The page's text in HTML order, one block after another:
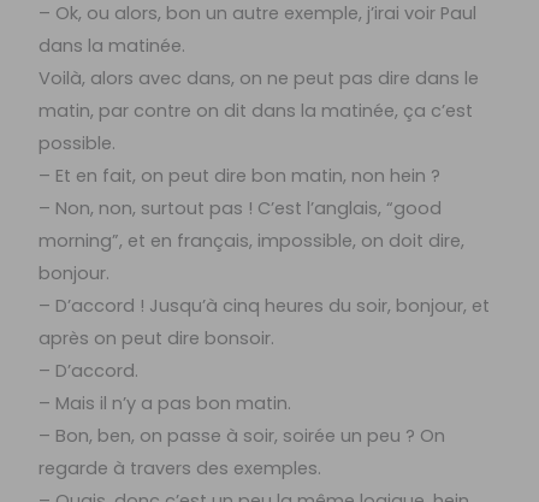
– Ok, ou alors, bon un autre exemple, j’irai voir Paul
dans la matinée.
Voilà, alors avec dans, on ne peut pas dire dans le
matin, par contre on dit dans la matinée, ça c’est
possible.
– Et en fait, on peut dire bon matin, non hein ?
– Non, non, surtout pas ! C’est l’anglais, “good
morning”, et en français, impossible, on doit dire,
bonjour.
– D’accord ! Jusqu’à cinq heures du soir, bonjour, et
après on peut dire bonsoir.
– D’accord.
– Mais il n’y a pas bon matin.
– Bon, ben, on passe à soir, soirée un peu ? On
regarde à travers des exemples.